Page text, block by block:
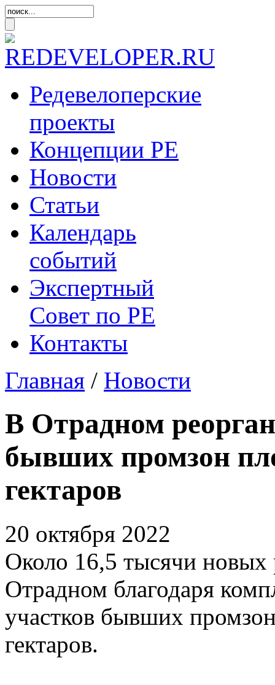
Редевелоперские
проекты
Концепции РЕ
Новости
Статьи
Календарь
событий
Экспертный
Совет по РЕ
Контакты
Главная / Новости
В Отрадном
бывших промзон
гектаров
20 октября 2022
Около 16,5 тысячи новых
Отрадном благодаря
участков бывших
гектаров.